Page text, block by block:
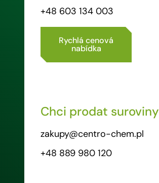
+48 603 134 003
Rychlá cenová
nabídka
Chci prodat suroviny
zakupy@centro-chem.pl
+48 889 980 120